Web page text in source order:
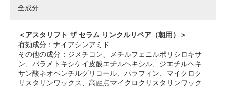
全成分
＜アスタリフト ザ セラム リンクルリペア（朝用）＞
有効成分：ナイアシンアミド
その他の成分；ジメチコン、メチルフェニルポリシロキサ
ン、パラメトキシケイ皮酸エチルヘキシル、ジエチルヘキ
サン酸ネオペンチルグリコール、パラフィン、マイクロク
リスタリンワックス、高融点マイクロクリスタリンワック